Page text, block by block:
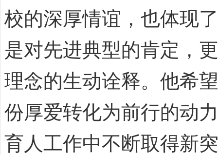
校的深厚情谊，也体现
是对先进典型的肯定，
理念的生动诠释。他希
份厚爱转化为前行的动
育人工作中不断取得新